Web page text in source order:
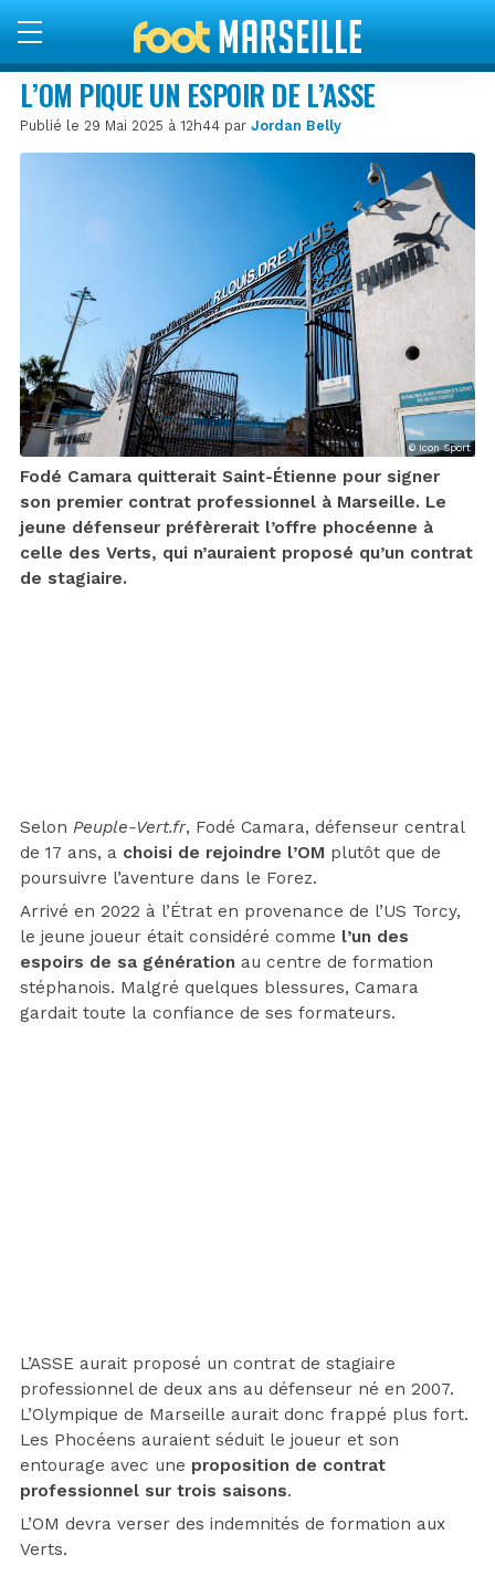
L’OM PIQUE UN ESPOIR DE L’ASSE
Publié le 29 Mai 2025 à 12h44 par Jordan Belly
© Icon Sport
Fodé Camara quitterait Saint-Étienne pour signer
son premier contrat professionnel à Marseille. Le
jeune défenseur préfèrerait l’offre phocéenne à
celle des Verts, qui n’auraient proposé qu’un contrat
de stagiaire.
Selon Peuple-Vert.fr, Fodé Camara, défenseur central
de 17 ans, a choisi de rejoindre l’OM plutôt que de
poursuivre l’aventure dans le Forez.
Arrivé en 2022 à l’Étrat en provenance de l’US Torcy,
le jeune joueur était considéré comme l’un des
espoirs de sa génération au centre de formation
stéphanois. Malgré quelques blessures, Camara
gardait toute la confiance de ses formateurs.
L’ASSE aurait proposé un contrat de stagiaire
professionnel de deux ans au défenseur né en 2007.
L’Olympique de Marseille aurait donc frappé plus fort.
Les Phocéens auraient séduit le joueur et son
entourage avec une proposition de contrat
professionnel sur trois saisons.
L’OM devra verser des indemnités de formation aux
Verts.